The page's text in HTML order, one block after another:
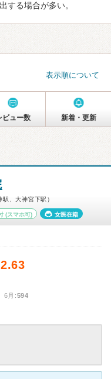
する場合が多い。
表示順について
ビュー数 新着・更新
、大神宮下駅）
(スマホ可) 女医在籍
2.63
月:594